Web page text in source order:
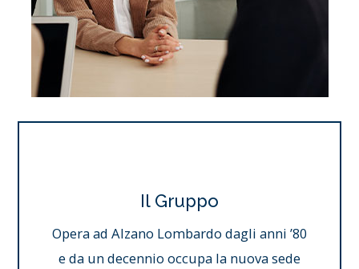
Il Gruppo
Opera ad Alzano Lombardo dagli anni ’80
e da un decennio occupa la nuova sede